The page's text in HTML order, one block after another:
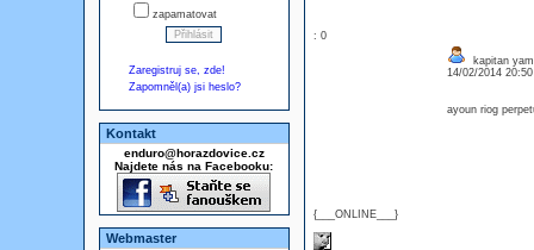
zapamatovat
Zaregistruj se, zde!
Zapomněl(a) jsi heslo?
Kontakt
enduro@horazdovice.cz
Najdete nás na Facebooku:
Webmaster
: 0
{___ONLINE___}
kapitan
14/02/2014
ayoun riog